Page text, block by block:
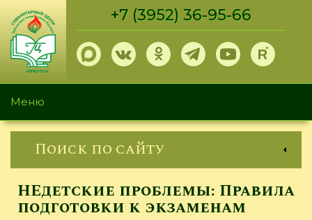
Перейти
основному
содержанию
+7 (3952) 36-95-66
Меню
Поиск по сайту
НЕдетские проблемы: Правила
подготовки к экзаменам